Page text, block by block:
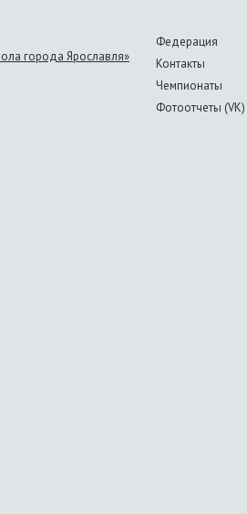
города Ярославля»
Федерация
Контакты
Чемпионаты
Фотоотчеты (VK)